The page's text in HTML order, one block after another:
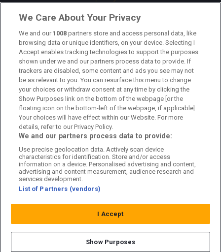
Om oss
Kontakta oss
Kundtjänst
Sponsor: Rekatochklart
Annonsera på Fotbolldirekt
Redaktionell policy
Personuppgiftspolicy
Cookiepolicy
Arkiv
We Care About Your Privacy
We and our 1008 partners store and access personal data, like
browsing data or unique identifiers, on your device. Selecting I
Accept enables tracking technologies to support the purposes
shown under we and our partners process data to provide. If
trackers are disabled, some content and ads you see may not
be as relevant to you. You can resurface this menu to change
your choices or withdraw consent at any time by clicking the
Show Purposes link on the bottom of the webpage [or the
floating icon on the bottom-left of the webpage, if applicable].
Your choices will have effect within our Website. For more
details, refer to our Privacy Policy.
We and our partners process data to provide:
Use precise geolocation data. Actively scan device
characteristics for identification. Store and/or access
information on a device. Personalised advertising and content,
advertising and content measurement, audience research and
services development.
List of Partners (vendors)
I Accept
Show Purposes